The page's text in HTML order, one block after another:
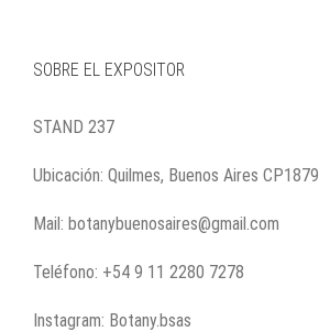
SOBRE EL EXPOSITOR
STAND 237
Ubicación: Quilmes, Buenos Aires CP1879
Mail: botanybuenosaires@gmail.com
Teléfono: +54 9 11 2280 7278
Instagram: Botany.bsas